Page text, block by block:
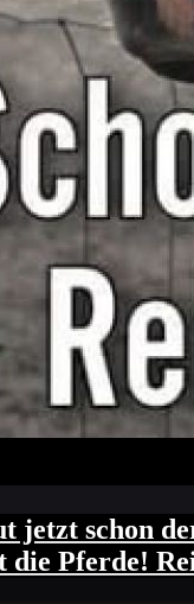
jetzt schon
die Pferde!